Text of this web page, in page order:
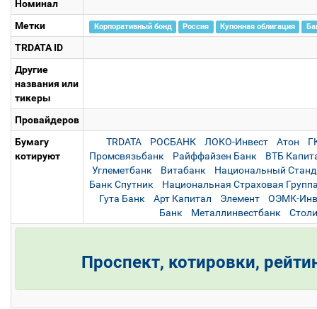
Номинал
Метки
Корпоративный бонд Россия Купонная облигация
TRDATA ID
Другие
названия или
тикеры
Провайдеров
Бумагу
котируют
TRDATA РОСБАНК ЛОКО-Инвест Атон
Промсвязьбанк
Райффайзен Банк
ВТБ
Углеметбанк
Витабанк
Национальный
Банк Спутник
Национальная Страховая
Гута Банк
Арт Капитал Элемент
ОЭМК-
Банк
Металлинвестбанк
Проспект, котировки,